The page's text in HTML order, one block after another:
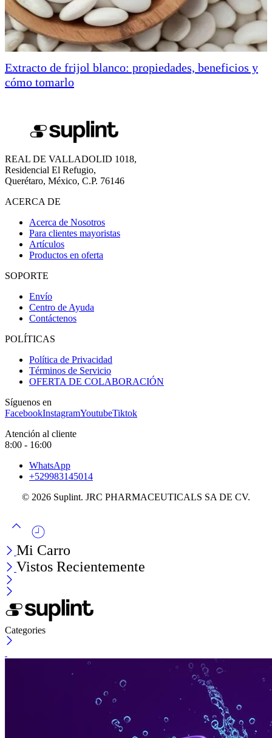
Extracto de frijol blanco: propiedades, beneficios y
cómo tomarlo
REAL DE VALLADOLID 1018,
Residencial El Refugio,
Querétaro, México, C.P. 76146
ACERCA DE
Acerca de Nosotros
Para clientes mayoristas
Artículos
Productos en oferta
SOPORTE
Envío
Centro de Ayuda
Contáctenos
POLÍTICAS
Política de Privacidad
Términos de Servicio
OFERTA DE COLABORACIÓN
Síguenos en
FacebookInstagramYoutubeTiktok
Atención al cliente
8:00 - 16:00
WhatsApp
+529983145014
© 2026 Suplint. JRC PHARMACEUTICALS SA DE CV.
Mi Carro
Vistos Recientemente
Categories